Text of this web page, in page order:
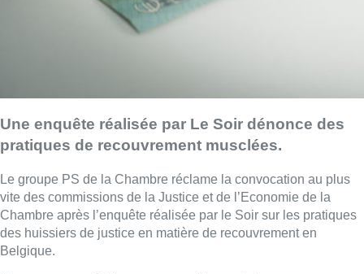
Une enquête réalisée par Le Soir dénonce des
pratiques de recouvrement musclées.
Le groupe PS de la Chambre réclame la convocation au plus
vite des commissions de la Justice et de l’Economie de la
Chambre après l’enquête réalisée par le Soir sur les pratiques
des huissiers de justice en matière de recouvrement en
Belgique.